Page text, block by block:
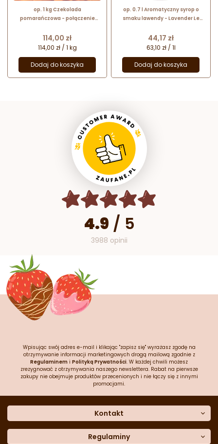
op. 1 kg Czekolada
pomarańczowa - połączenie
pomarańczowym - Orange
Callets™ Callebaut
Cena
114,00 zł
114,00 zł / 1 kg
Dodaj do koszyka
op. 0.7 l Aromatyczny syrop o
smaku lawendy - Lavender Le
Cena
44,17 zł
63,10 zł / 1l
Dodaj do koszyka
4.9 / 5
3988 opinii
Wpisując swój adres e-mail i klikając "zapisz się" wyrażasz zgodę na
otrzymywanie informacji marketingowych drogą mailową zgodnie z
Regulaminem i Polityką Prywatności. W każdej chwili możesz
zrezygnować z otrzymywania naszego newslettera. Rabat na pierwsze
zakupy nie obejmuje produktów przecenionych i nie łączy się z innymi
promocjami.
Kontakt
Dane kontaktowe
Regulaminy